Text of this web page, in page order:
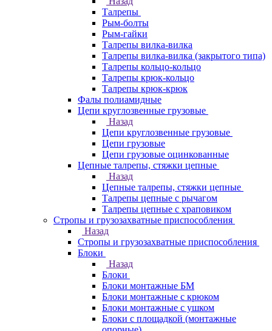
Талрепы
Рым-болты
Рым-гайки
Талрепы вилка-вилка
Талрепы вилка-вилка (закрытого типа)
Талрепы кольцо-кольцо
Талрепы крюк-кольцо
Талрепы крюк-крюк
Фалы полиамидные
Цепи круглозвенные грузовые
Назад
Цепи круглозвенные грузовые
Цепи грузовые
Цепи грузовые оцинкованные
Цепные талрепы, стяжки цепные
Назад
Цепные талрепы, стяжки цепные
Талрепы цепные с рычагом
Талрепы цепные с храповиком
Стропы и грузозахватные приспособления
Назад
Стропы и грузозахватные приспособления
Блоки
Назад
Блоки
Блоки монтажные БМ
Блоки монтажные с крюком
Блоки монтажные с ушком
Блоки с площадкой (монтажные